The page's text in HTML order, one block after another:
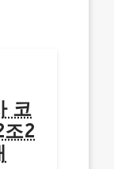
코
조2